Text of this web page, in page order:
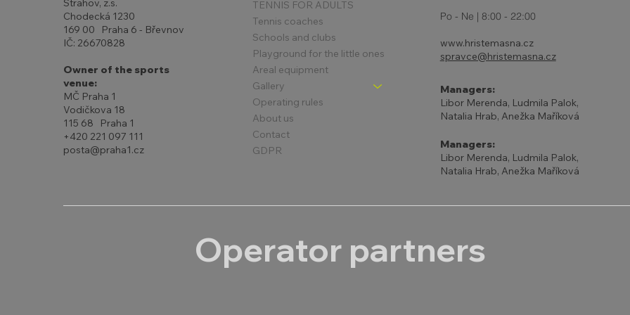
Strahov, z.s.
Chodecká 1230
169 00 Praha 6 - Břevnov
IČ: 26670828
Owner of the sports
venue:
MČ Praha 1
Vodičkova 18
115 68 Praha 1
+420 221 097 111
posta@praha1.cz
TENNIS FOR ADULTS
Tennis coaches
Schools and clubs
Playground for the little ones
Areal equipment
Gallery
Operating rules
About us
Contact
GDPR
Po - Ne | 8:00 - 22:00
www.hristemasna.cz
spravce@hristemasna.cz
Managers:
Libor Merenda, Ludmila Palok,
Natalia Hrab, Anežka Maříková
Managers:
Libor Merenda, Ludmila Palok,
Natalia Hrab, Anežka Maříková
Operator partners